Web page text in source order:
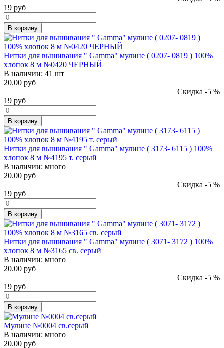
19 руб
В корзину
Нитки для вышивания " Gamma" мулине ( 0207- 0819 ) 100%
хлопок 8 м №0420 ЧЕРНЫЙ
В наличии: 41 шт
20.00 руб
Скидка -5 %
19 руб
В корзину
Нитки для вышивания " Gamma" мулине ( 3173- 6115 ) 100%
хлопок 8 м №4195 т. серый
В наличии: много
20.00 руб
Скидка -5 %
19 руб
В корзину
Нитки для вышивания " Gamma" мулине ( 3071- 3172 ) 100%
хлопок 8 м №3165 св. серый
В наличии: много
20.00 руб
Скидка -5 %
19 руб
В корзину
Мулине №0004 св.серый
В наличии: много
20.00 руб